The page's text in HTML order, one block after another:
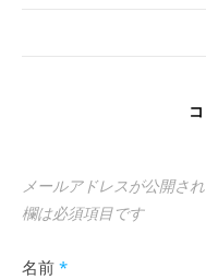
メールアドレスが公開さ
欄は必須項目です
名前 *